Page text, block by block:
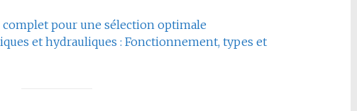
pour une sélection optimale
et hydrauliques : Fonctionnement, types et